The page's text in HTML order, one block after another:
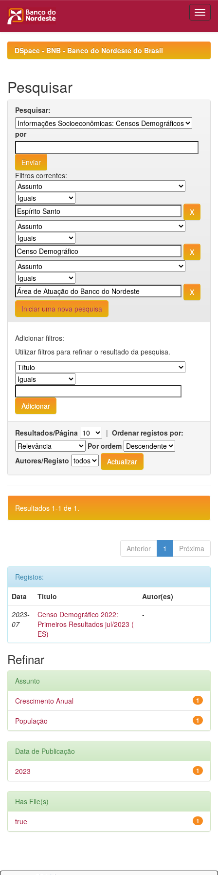
navigationDSpace - BNB - Banco do Nordeste do Brasil
Pesquisar
Pesquisar:
por
Filtros correntes:
Iniciar uma nova pesquisa
Adicionar filtros:
Utilizar filtros para refinar o resultado da pesquisa.
Resultados/Página | Ordenar registos por:
Por ordem
Autores/Registo
Resultados 1-1 de 1.
Anterior 1 Próxima
Registos:
Data
Título
Autor(es)
2023-
07
Censo Demográfico 2022:
Primeiros Resultados jul/2023 (
ES)
-
Refinar
Assunto
1
Crescimento Anual
1
População
Data de Publicação
1
2023
Has File(s)
1
true